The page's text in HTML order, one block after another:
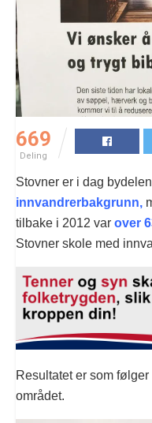
669
Deling
Stovner er i dag
innvandrerbakgrunn,
tilbake i 2012 var over
Stovner skole med
Resultatet er som
området.